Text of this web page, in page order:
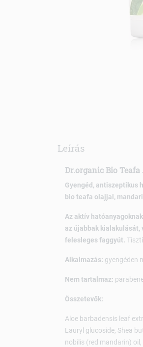
Leírás
Dr.organic Bio
Gyengéd, antiszeptikus
bio teafa olajjal,
Az aktív
az újabbak
felesleges faggyút.
Alkalmazás: gyengéden
Nem tartalmaz:
Összetevők:
Aloe barbadensis leaf
Lauryl glucoside, Shea
nobilis (red mandarin)